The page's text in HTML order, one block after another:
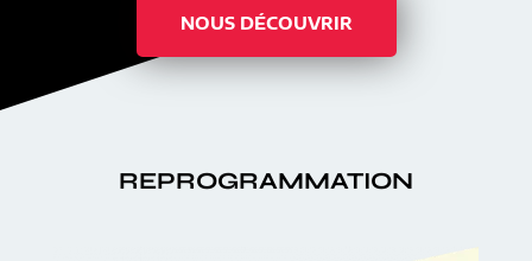
NOUS DÉCOUVRIR
REPROGRAMMATION